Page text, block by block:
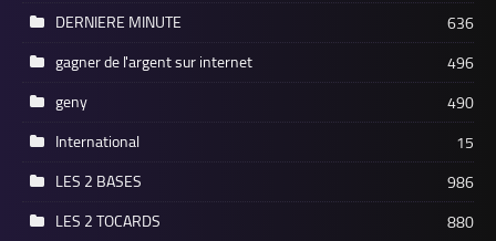
DERNIERE MINUTE
636
gagner de l'argent sur internet
496
geny
490
International
15
LES 2 BASES
986
LES 2 TOCARDS
880